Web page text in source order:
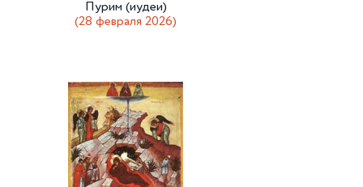
Пурим (иудеи)
(28 февраля 2026)